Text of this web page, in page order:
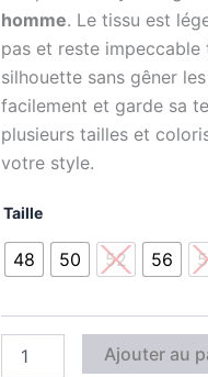
homme. Le tissu est
pas et reste impeccable
silhouette sans gêner
facilement et garde sa
plusieurs tailles et
votre style.
Taille
48 50 52 56
Ajouter au